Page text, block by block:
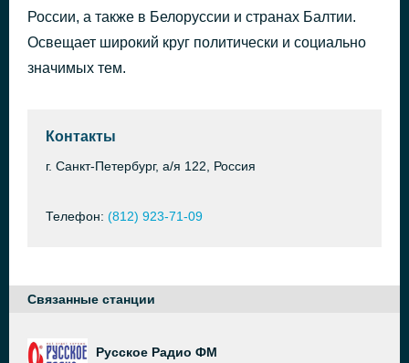
России, а также в Белоруссии и странах Балтии.
Освещает широкий круг политически и социально
значимых тем.
Контакты
г. Санкт-Петербург, а/я 122, Россия
Телефон: (812) 923-71-09
Связанные станции
Русское Радио ФМ